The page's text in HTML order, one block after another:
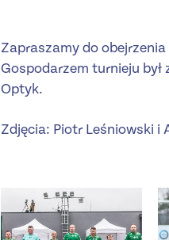
Zapraszamy do
Gospodarzem turnieju był
Optyk.
Zdjęcia: Piotr Leśniowski i